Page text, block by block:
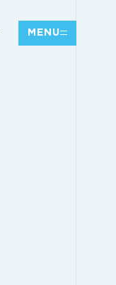
MENU